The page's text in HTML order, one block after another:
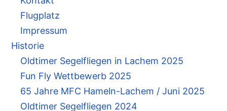
Flugplatz
Impressum
Historie
Oldtimer Segelfliegen in Lachem 2025
Fun Fly Wettbewerb 2025
65 Jahre MFC Hameln-Lachem / Juni 2025
Oldtimer Segelfliegen 2024